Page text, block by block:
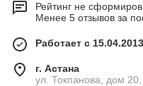
Рейтинг не
Менее 5 отзывов за
Работает с 15.04.2013
г. Астана
ул. Токпанова, дом